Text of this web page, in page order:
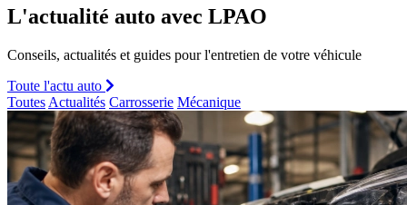
L'actualité auto avec LPAO
Conseils, actualités et guides pour l'entretien de votre véhicule
Toute l'actu auto
Toutes Actualités Carrosserie Mécanique